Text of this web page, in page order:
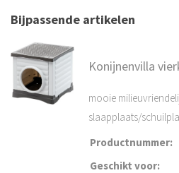
Bijpassende artikelen
Konijnenvilla
mooie
slaapplaats/
Productnummer:
Geschikt voor: